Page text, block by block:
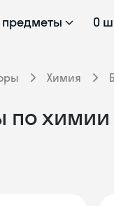
предметы О
Химия
по